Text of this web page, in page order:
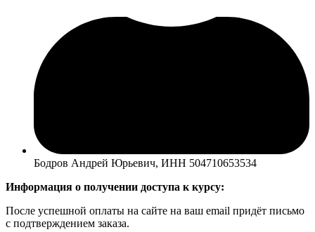
Бодров Андрей Юрьевич, ИНН 504710653534
Информация о получении доступа к курсу:
После успешной оплаты на сайте на ваш email придёт письмо
с подтверждением заказа.